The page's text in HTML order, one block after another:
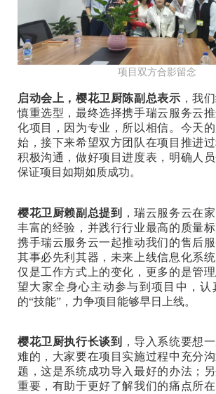
项目双方合影留念
启动会上，樱花卫厨陈副总表示 ，我
慎重选型，最终选择携手瑞云服务云
化项目，因为专业，所以相信。今天
始，接下来希望双方团队在项目推进过
积极沟通，做好项目进度表，明确人
保证项目如期如质成功。
樱花卫厨赖副总提到
，瑞云服务云在
丰富的经验，并践行行业最高的质量
携手瑞云服务云一起推动我们的售后
其事必先利其器，未来上线信息化系
仅是工作方式上的变化，更多的是管
望大家全身心主动参与到项目中，认
的“技能”，力争项目能够早日上线。
樱花卫厨执行长谈到
，导入系统要想
难的，大家要在项目实施过程中充分
题，这是系统成功导入最好的办法；
重要，有助于更好了解我们的痛点所